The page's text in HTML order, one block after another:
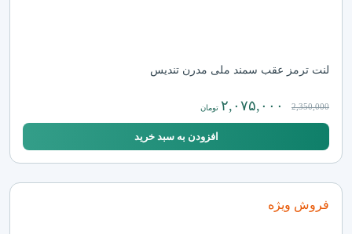
لنت ترمز عقب سمند ملی مدرن تندیس
2,350,000 ۲,۰۷۵,۰۰۰ تومان
افزودن به سبد خرید
فروش ویژه